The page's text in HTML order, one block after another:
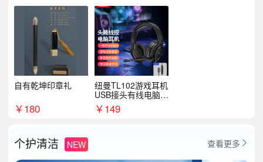
自有乾坤印章礼
￥180
纽曼TL102游戏耳机
USB接头有线电脑耳
机耳麦
￥149
个护清洁 NEW 查看更多 